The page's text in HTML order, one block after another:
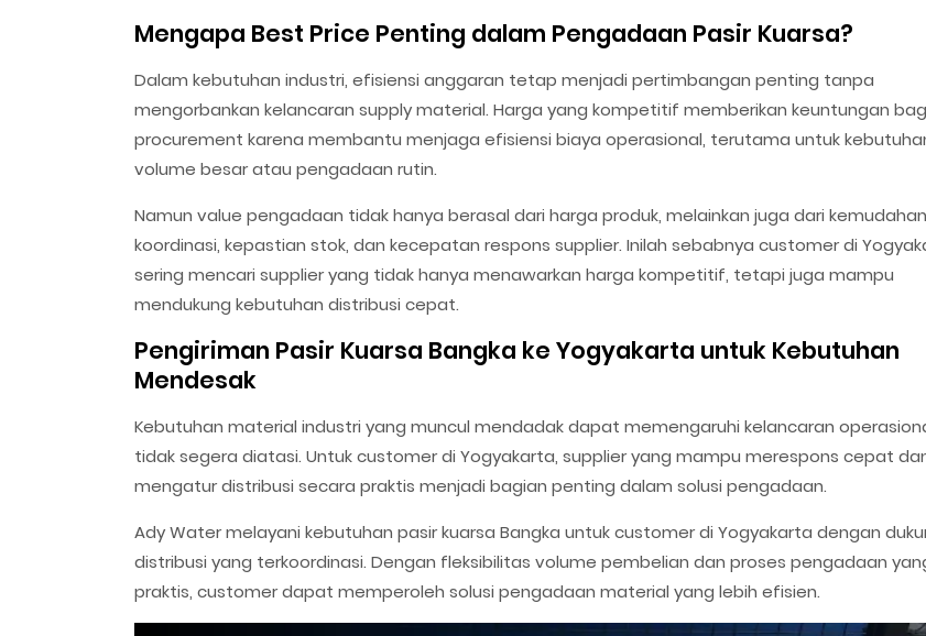
Mengapa Best Price Penting dalam Pengadaan Pasir Kuarsa?
Dalam kebutuhan industri, efisiensi anggaran tetap menjadi pertimbangan penting tanpa
mengorbankan kelancaran supply material. Harga yang kompetitif memberikan keuntungan
procurement karena membantu menjaga efisiensi biaya operasional, terutama untuk
volume besar atau pengadaan rutin.
Namun value pengadaan tidak hanya berasal dari harga produk, melainkan juga dari kemudahan
koordinasi, kepastian stok, dan kecepatan respons supplier. Inilah sebabnya customer di
sering mencari supplier yang tidak hanya menawarkan harga kompetitif, tetapi juga mampu
mendukung kebutuhan distribusi cepat.
Pengiriman Pasir Kuarsa Bangka ke Yogyakarta untuk Kebutuhan
Mendesak
Kebutuhan material industri yang muncul mendadak dapat memengaruhi kelancaran
tidak segera diatasi. Untuk customer di Yogyakarta, supplier yang mampu merespons cepat
mengatur distribusi secara praktis menjadi bagian penting dalam solusi pengadaan.
Ady Water melayani kebutuhan pasir kuarsa Bangka untuk customer di Yogyakarta dengan
distribusi yang terkoordinasi. Dengan fleksibilitas volume pembelian dan proses pengadaan
praktis, customer dapat memperoleh solusi pengadaan material yang lebih efisien.